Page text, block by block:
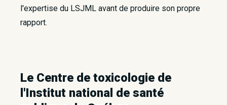
l'expertise du LSJML avant de produire son propre
rapport.
Le Centre de toxicologie de
l'Institut national de santé